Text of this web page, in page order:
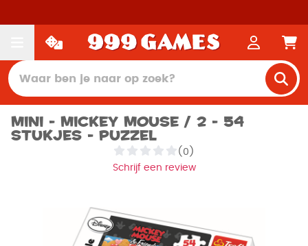
Mini - Mickey Mouse / 2 - 54
stukjes - Puzzel
(0)
Schrijf een review